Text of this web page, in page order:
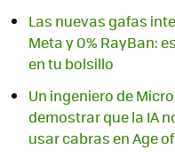
Las nuevas gafas
Meta y 0% RayBan:
en tu bolsillo
Un ingeniero de
demostrar que la IA
usar cabras en Age